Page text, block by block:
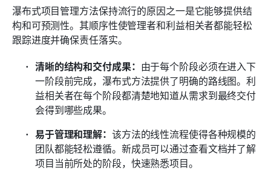
瀑布式项目管理方法保持流行的原因之一是它能够提供结
构和可预测性。其顺序性使管理者和利益相关者都能轻松
跟踪进度并确保责任落实。
清晰的结构和交付成果： 由于每个阶段必须在进入下
一阶段前完成，瀑布式方法提供了明确的路线图。利
益相关者在每个阶段都清楚地知道从需求到最终交付
会得到哪些成果。
易于管理和理解： 该方法的线性流程使得各种规模的
团队都能轻松遵循。新成员可以通过查看文档并了解
项目当前所处的阶段，快速熟悉项目。